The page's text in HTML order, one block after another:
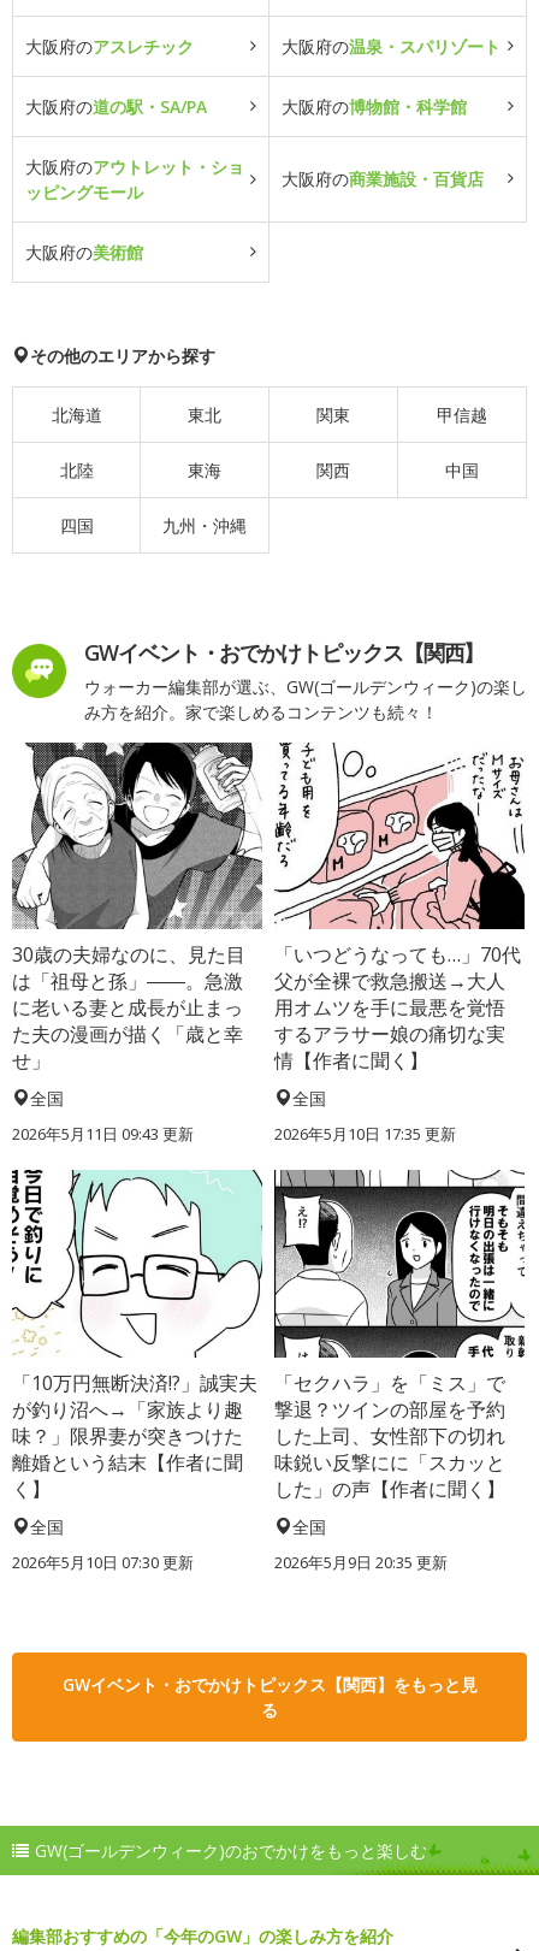
大阪府のアスレチック 大阪府の温泉・スパリゾート
大阪府の道の駅・SA/PA 大阪府の博物館・科学館
大阪府のアウトレット・ショ
ッピングモール
大阪府の商業施設・百貨店
大阪府の美術館
その他のエリアから探す
北海道 東北 関東 甲信越
北陸 東海 関西 中国
四国 九州・沖縄
GWイベント・おでかけトピックス【関西】
ウォーカー編集部が選ぶ、GW(ゴールデンウィーク)の楽し
み方を紹介。家で楽しめるコンテンツも続々！
30歳の夫婦なのに、見た目
は「祖母と孫」――。急激
に老いる妻と成長が止まっ
た夫の漫画が描く「歳と幸
せ」
全国
2026年5月11日 09:43 更新
「いつどうなっても…」70代
父が全裸で救急搬送→大人
用オムツを手に最悪を覚悟
するアラサー娘の痛切な実
情【作者に聞く】
全国
2026年5月10日 17:35 更新
「10万円無断決済!?」誠実夫
が釣り沼へ→「家族より趣
味？」限界妻が突きつけた
離婚という結末【作者に聞
く】
全国
2026年5月10日 07:30 更新
「セクハラ」を「ミス」で
撃退？ツインの部屋を予約
した上司、女性部下の切れ
味鋭い反撃にに「スカッと
した」の声【作者に聞く】
全国
2026年5月9日 20:35 更新
GWイベント・おでかけトピックス【関西】をもっと見
る
GW(ゴールデンウィーク)のおでかけをもっと楽しむ
編集部おすすめの「今年のGW」の楽しみ方を紹介